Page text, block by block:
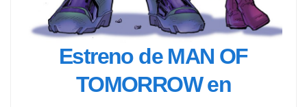
Estreno de MAN OF
TOMORROW en